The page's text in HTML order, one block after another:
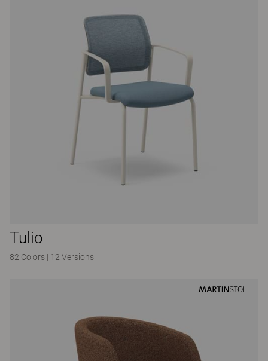
Tulio
82 Colors | 12 Versions